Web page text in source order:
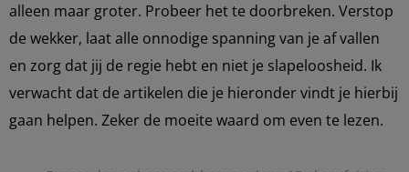
alleen maar groter. Probeer het te doorbreken. Verstop
de wekker, laat alle onnodige spanning van je af vallen
en zorg dat jij de regie hebt en niet je slapeloosheid. Ik
verwacht dat de artikelen die je hieronder vindt je hierbij
gaan helpen. Zeker de moeite waard om even te lezen.